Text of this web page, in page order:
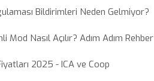
Bildirimleri Neden Gelmiyor?
Mod Nasıl Açılır? Adım Adım Rehber
2025 - ICA ve Coop